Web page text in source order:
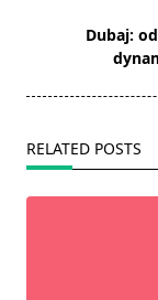
text">Page</
Dubaj:
RELATED POSTS